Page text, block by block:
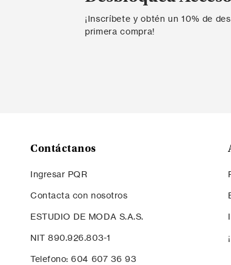
¡Inscríbete y obtén un 10% de
primera compra!
Contáctanos
Ingresar PQR
Contacta con nosotros
ESTUDIO DE MODA S.A.S.
NIT 890.926.803-1
Telefono: 604 607 36 93